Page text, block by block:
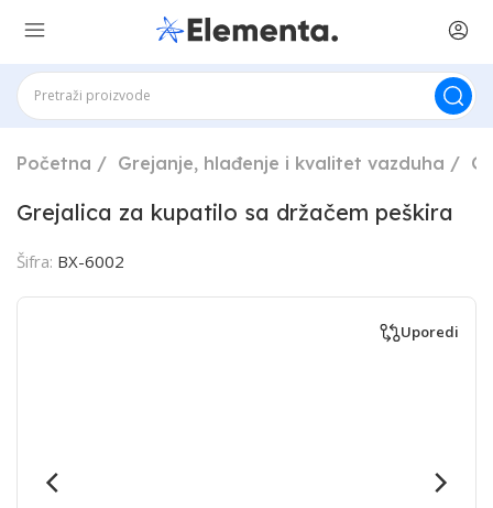
Početna Grejanje, hlađenje i kvalitet vazduha
Grejalica za kupatilo sa držačem peškira
Šifra: BX-6002
Uporedi